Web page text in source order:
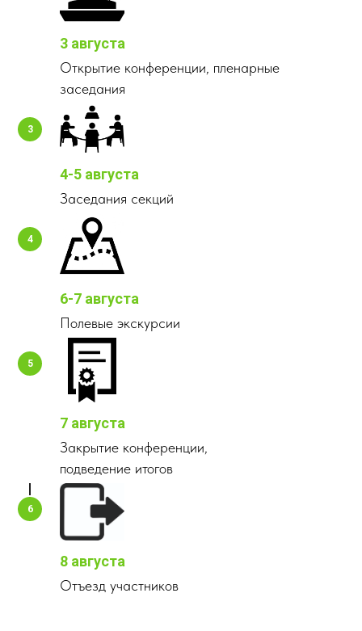
3 августа
Открытие конференции, пленарные
заседания
4-5 августа
Заседания секций
6-7 августа
Полевые экскурсии
7 августа
Закрытие конференции,
подведение итогов
8 августа
Отъезд участников